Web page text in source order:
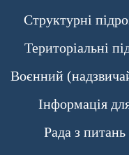
Структурні
Територіальні
Воєнний
Інформація
Рада з